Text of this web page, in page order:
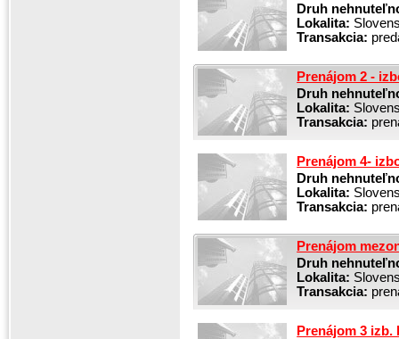
Druh
Lokalita:
Transakcia:
Prenájom 2 -
Druh
Lokalita:
Transakcia:
Prenájom 4-
Druh
Lokalita:
Transakcia:
Prenájom
Druh
Lokalita:
Transakcia:
Prenájom 3 izb.